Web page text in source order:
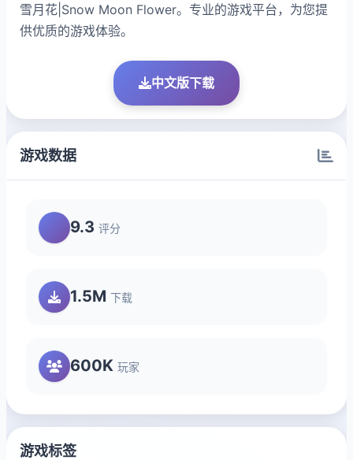
雪月花|Snow Moon Flower。专业的游戏平台，为您提
供优质的游戏体验。
中文版下载
游戏数据
9.3 评分
1.5M 下载
600K 玩家
游戏标签